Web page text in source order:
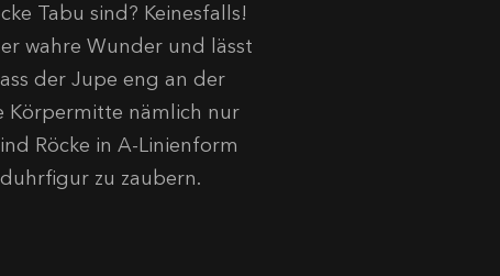
Tabu sind? Keinesfalls!
wahre Wunder und lässt
der Jupe eng an der
Körpermitte nämlich nur
Röcke in A-Linienform
zu zaubern.